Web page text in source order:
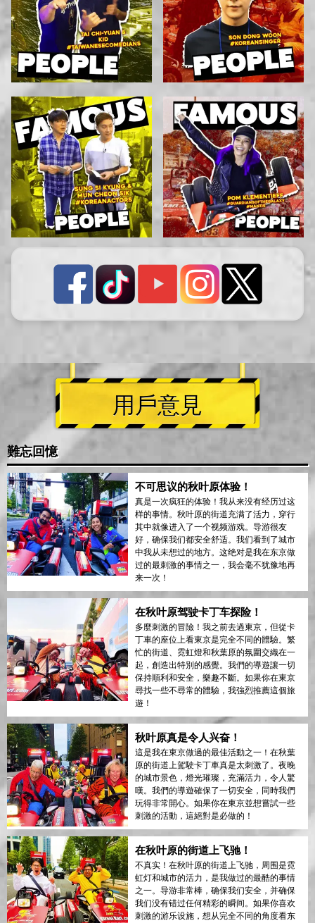
用戶意見
難忘回憶
不可思议的秋叶原体验！
真是一次疯狂的体验！我从来没有经历过这
样的事情。秋叶原的街道充满了活力，穿行
其中就像进入了一个视频游戏。导游很友
好，确保我们都安全舒适。我们看到了城市
中我从未想过的地方。这绝对是我在东京做
过的最刺激的事情之一，我会毫不犹豫地再
来一次！
在秋叶原驾驶卡丁车探险！
多麼刺激的冒險！我之前去過東京，但從卡
丁車的座位上看東京是完全不同的體驗。繁
忙的街道、霓虹燈和秋葉原的氛圍交織在一
起，創造出特別的感覺。我們的導遊讓一切
保持順利和安全，樂趣不斷。如果你在東京
尋找一些不尋常的體驗，我強烈推薦這個旅
遊！
秋叶原真是令人兴奋！
這是我在東京做過的最佳活動之一！在秋葉
原的街道上駕駛卡丁車真是太刺激了。夜晚
的城市景色，燈光璀璨，充滿活力，令人驚
嘆。我們的導遊確保了一切安全，同時我們
玩得非常開心。如果你在東京並想嘗試一些
刺激的活動，這絕對是必做的！
在秋叶原的街道上飞驰！
不真实！在秋叶原的街道上飞驰，周围是霓
虹灯和城市的活力，是我做过的最酷的事情
之一。导游非常棒，确保我们安全，并确保
我们没有错过任何精彩的瞬间。如果你喜欢
刺激的游乐设施，想从完全不同的角度看东